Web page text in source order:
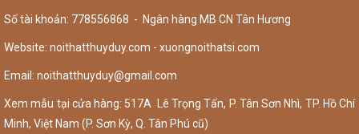
Số tài khoản: 778556868 - Ngân hàng MB CN Tân Hương
Website: noithatthuyduy.com - xuongnoithatsi.com
Email: noithatthuyduy@gmail.com
Xem mẫu tại cửa hàng: 517A Lê Trọng Tấn, P. Tân Sơn Nhì, TP. Hồ Chí
Minh, Việt Nam (P. Sơn Kỳ, Q. Tân Phú cũ)